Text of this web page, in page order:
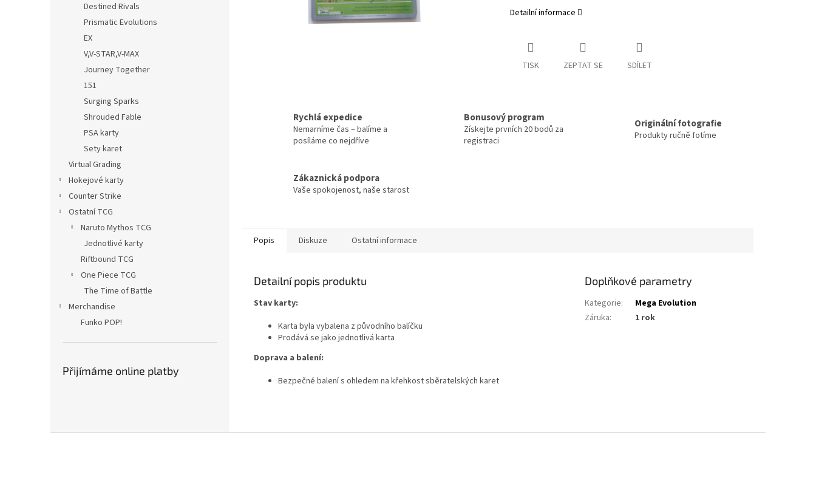
Destined Rivals
Prismatic Evolutions
EX
V,V-STAR,V-MAX
Journey Together
151
Surging Sparks
Shrouded Fable
PSA karty
Sety karet
Virtual Grading
Hokejové karty
Counter Strike
Ostatní TCG
Naruto Mythos TCG
Jednotlivé karty
Riftbound TCG
One Piece TCG
The Time of Battle
Merchandise
Funko POP!
Přijímáme online platby
Detailní informace
TISK ZEPTAT SE SDÍLET
Rychlá expedice
Nemarníme čas – balíme a
posíláme co nejdříve
Bonusový program
Získejte prvních 20 bodů za
registraci
Originální fotografie
Produkty ručně fotíme
Zákaznická podpora
Vaše spokojenost, naše starost
Popis Diskuze Ostatní informace
Detailní popis produktu
Stav karty:
Karta byla vybalena z původního balíčku
Prodává se jako jednotlivá karta
Doprava a balení:
Bezpečné balení s ohledem na křehkost sběratelských karet
Doplňkové parametry
Kategorie:
Mega Evolution
Záruka: 1 rok